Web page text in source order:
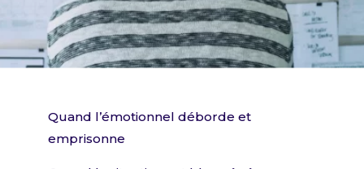
Quand l’émotionnel déborde et
emprisonne